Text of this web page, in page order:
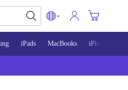
iPads MacBooks iPhone 13